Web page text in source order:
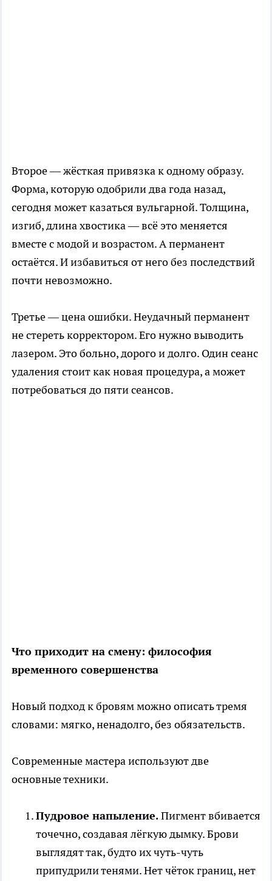
Второе — жёсткая привязка к одному образу.
Форма, которую одобрили два года назад,
сегодня может казаться вульгарной. Толщина,
изгиб, длина хвостика — всё это меняется
вместе с модой и возрастом. А перманент
остаётся. И избавиться от него без последствий
почти невозможно.
Третье — цена ошибки. Неудачный перманент
не стереть корректором. Его нужно выводить
лазером. Это больно, дорого и долго. Один сеанс
удаления стоит как новая процедура, а может
потребоваться до пяти сеансов.
Что приходит на смену: философия
временного совершенства
Новый подход к бровям можно описать тремя
словами: мягко, ненадолго, без обязательств.
Современные мастера используют две
основные техники.
Пудровое напыление.Пигмент вбивается
точечно, создавая лёгкую дымку. Брови
выглядят так, будто их чуть-чуть
припудрили тенями. Нет чёток границ, нет